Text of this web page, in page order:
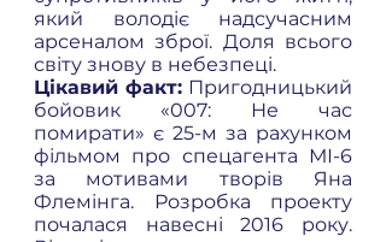
який володіє надсучасним
арсеналом зброї. Доля всього
світу знову в небезпеці.
Цікавий факт: Пригодницький
бойовик «007: Не час
помирати» є 25-м за рахунком
фільмом про спецагента МІ-6
за мотивами творів Яна
Флемінга. Розробка проекту
почалася навесні 2016 року.